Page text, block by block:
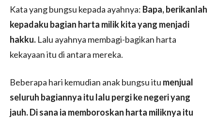
Kata yang bungsu kepada ayahnya: Bapa, berikanlah
kepadaku bagian harta milik kita yang menjadi
hakku. Lalu ayahnya membagi-bagikan harta
kekayaan itu di antara mereka.
Beberapa hari kemudian anak bungsu itu menjual
seluruh bagiannya itu lalu pergi ke negeri yang
jauh. Di sana ia memboroskan harta miliknya itu